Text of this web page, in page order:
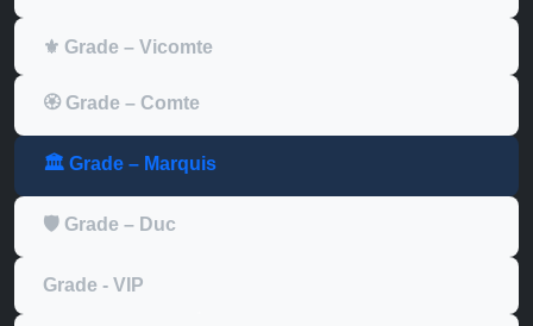
⚜️ Grade – Vicomte
🏵️ Grade – Comte
🏛️ Grade – Marquis
🛡️ Grade – Duc
Grade - VIP